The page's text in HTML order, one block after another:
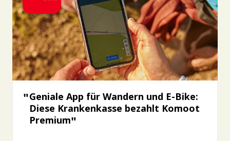
Geniale App für Wandern und E-Bike:
Diese Krankenkasse bezahlt Komoot
Premium